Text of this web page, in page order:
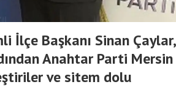
İlçe Başkanı Sinan Çaylar,
Anahtar Parti Mersin
ve sitem dolu